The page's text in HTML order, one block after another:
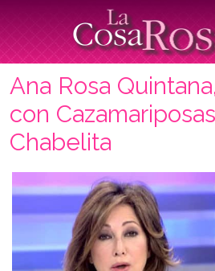
Ana Rosa
con
Chabelita